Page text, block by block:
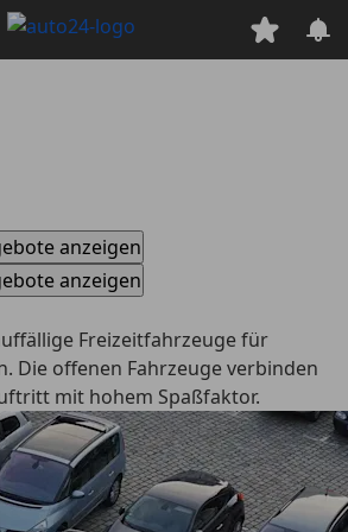
anzeigen
anzeigen
Freizeitfahrzeuge für
Die offenen Fahrzeuge verbinden
mit hohem Spaßfaktor.